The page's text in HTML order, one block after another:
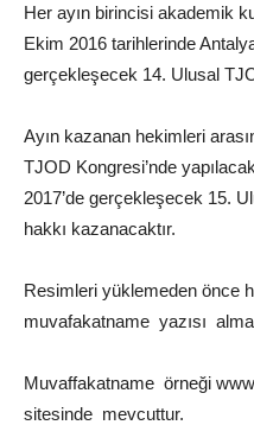
Her ayın birincisi akademik
Ekim 2016 tarihlerinde
gerçekleşecek 14. Ulusal
Ayın kazanan hekimleri
TJOD Kongresi’nde
2017’de gerçekleşecek 15.
hakkı kazanacaktır.
Resimleri yüklemeden önce
muvafakatname yazısı
Muvaffakatname örneği
sitesinde mevcuttur.